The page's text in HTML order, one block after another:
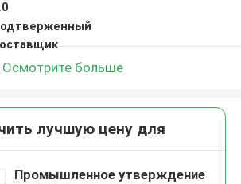
Осмотрите больше
лучшую цену для
Промышленное утверждение